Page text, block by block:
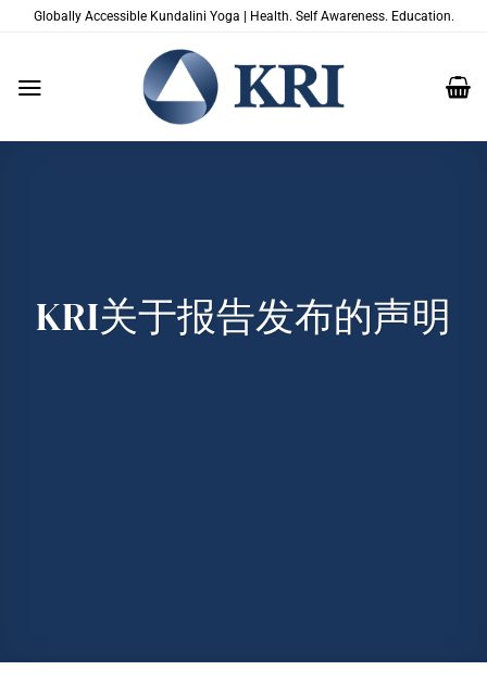
Globally Accessible Kundalini Yoga | Health. Self Awareness. Education.
KRI关于报告发布的声明